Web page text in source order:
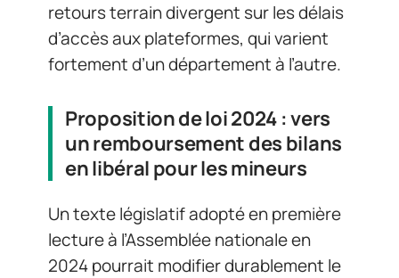
retours terrain divergent sur les délais
d’accès aux plateformes, qui varient
fortement d’un département à l’autre.
Proposition de loi 2024 : vers
un remboursement des bilans
en libéral pour les mineurs
Un texte législatif adopté en première
lecture à l’Assemblée nationale en
2024 pourrait modifier durablement le